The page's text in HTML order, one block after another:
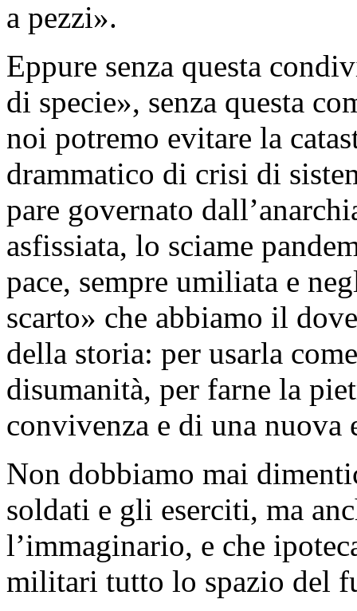
a pezzi».
Eppure senza questa
di specie», senza questa
noi potremo evitare la
drammatico di crisi di
pare governato
asfissiata, lo sciame
pace, sempre umiliata e
scarto» che abbiamo il
della storia: per usarla
disumanità, per farne la
convivenza e di una nuova
Non dobbiamo mai
soldati e gli eserciti, ma
l’immaginario, e che
militari tutto lo spazio del